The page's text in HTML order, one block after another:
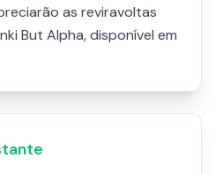
as reviravoltas
But Alpha, disponível em